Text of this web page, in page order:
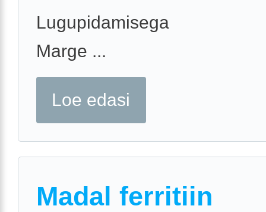
Lugupidamisega
Marge ...
Loe edasi
Madal ferritiin